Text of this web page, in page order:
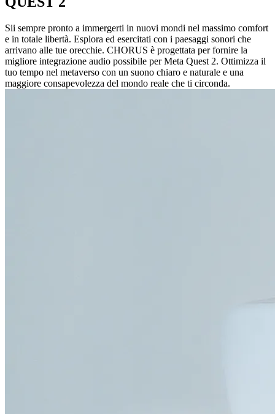
Sii sempre pronto a immergerti in nuovi mondi nel massimo comfort
e in totale libertà. Esplora ed esercitati con i paesaggi sonori che
arrivano alle tue orecchie. CHORUS è progettata per fornire la
migliore integrazione audio possibile per Meta Quest 2. Ottimizza il
tuo tempo nel metaverso con un suono chiaro e naturale e una
maggiore consapevolezza del mondo reale che ti circonda.